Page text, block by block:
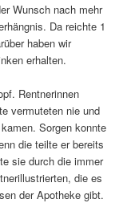
Wunsch nach mehr
Da reichte 1
haben wir
erhalten.
Rentnerinnen
vermuteten nie und
Sorgen konnte
die teilte er bereits
sie durch die immer
die es
der Apotheke gibt.